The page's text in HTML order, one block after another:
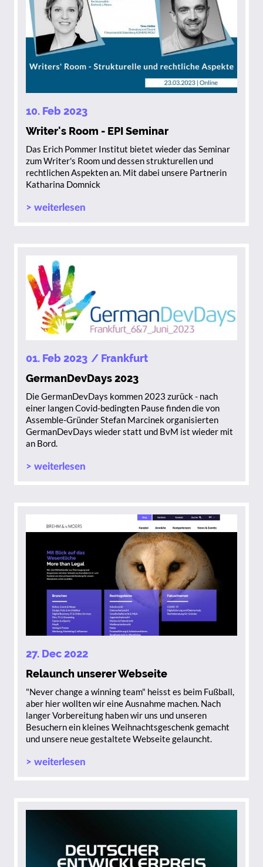
10. Feb 2023
Writer's Room - EPI Seminar
Das Erich Pommer Institut bietet wieder das Seminar
zum Writer's Room und dessen strukturellen und
rechtlichen Aspekten an. Mit dabei unsere Partnerin
Katharina Domnick
> weiterlesen
01. Feb 2023 / Frankfurt
GermanDevDays 2023
Die GermanDevDays kommen 2023 zurück - nach
einer langen Covid-bedingten Pause finden die von
Assemble-Gründer Stefan Marcinek organisierten
GermanDevDays wieder statt und BvM ist wieder mit
an Bord.
> weiterlesen
27. Dec 2022
Relaunch unserer Webseite
"Never change a winning team" heisst es beim Fußball,
aber hier wollten wir eine Ausnahme machen. Nach
langer Vorbereitung haben wir uns und unseren
Besuchern ein kleines Weihnachtsgeschenk gemacht
und unsere neue gestaltete Webseite gelauncht.
> weiterlesen